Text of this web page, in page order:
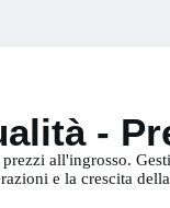
-
all'ingrosso.
e la crescita